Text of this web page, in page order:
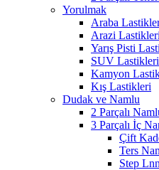
Yorulmak
Araba
Arazi Lastikleri
Yarış Pisti
SUV Lastikleri
Kamyon
Kış Lastikleri
Dudak ve Namlu
2 Parçalı
3 Parçalı İç
Çift
Ters
Step